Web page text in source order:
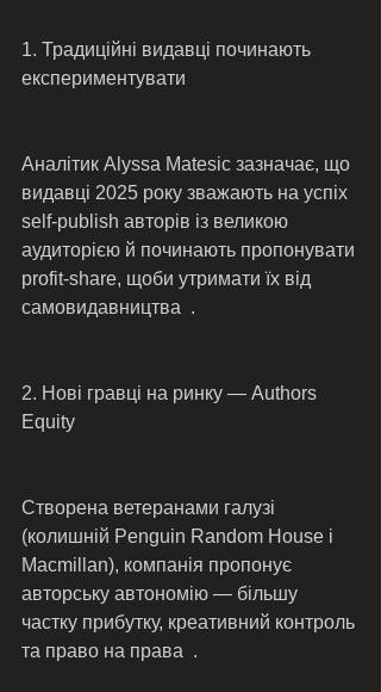
1. Традиційні видавці починають
експериментувати
Аналітик Alyssa Matesic зазначає, що
видавці 2025 року зважають на успіх
self‑publish авторів із великою
аудиторією й починають пропонувати
profit‑share, щоби утримати їх від
самовидавництва  .
2. Нові гравці на ринку — Authors
Equity
Створена ветеранами галузі
(колишній Penguin Random House і
Macmillan), компанія пропонує
авторську автономію — більшу
частку прибутку, креативний контроль
та право на права  .